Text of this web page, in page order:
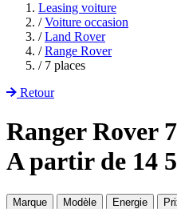
Leasing voiture
/ Voiture occasion
/ Land Rover
/ Range Rover
/ 7 places
Retour
Ranger Rover
A partir de 14
Marque Modèle Energie